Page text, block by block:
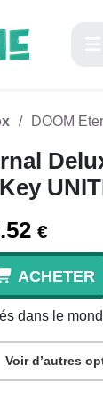
DOOM
€
ACHETER
dans le
Voir d’autres